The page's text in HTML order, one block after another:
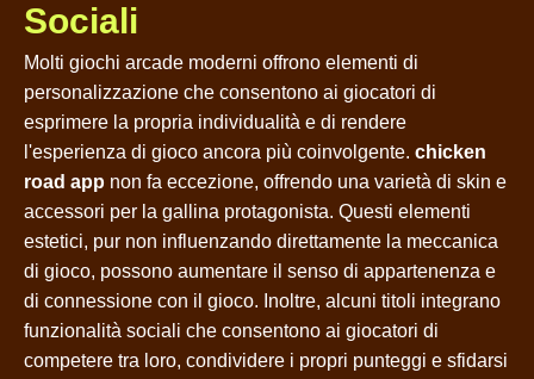
Sociali
Molti giochi arcade moderni offrono elementi di
personalizzazione che consentono ai giocatori di
esprimere la propria individualità e di rendere
l'esperienza di gioco ancora più coinvolgente. chicken
road app non fa eccezione, offrendo una varietà di skin e
accessori per la gallina protagonista. Questi elementi
estetici, pur non influenzando direttamente la meccanica
di gioco, possono aumentare il senso di appartenenza e
di connessione con il gioco. Inoltre, alcuni titoli integrano
funzionalità sociali che consentono ai giocatori di
competere tra loro, condividere i propri punteggi e sfidarsi